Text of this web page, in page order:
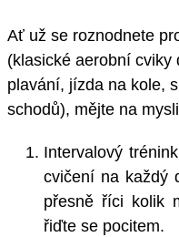
Ať už se roznodnete
(klasické aerobní cviky
plavání, jízda na kole,
schodů), mějte na
Intervalový
cvičení na každý
přesně říci kolik
řiďte se pocitem.